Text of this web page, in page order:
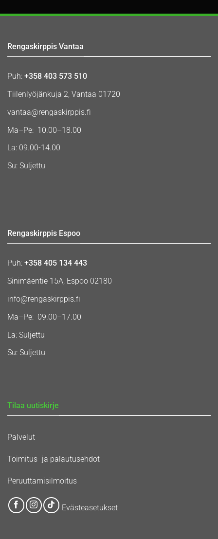
Rengaskirppis Vantaa
Puh: +358 403 573 510
Tiilenlyöjänkuja 2, Vantaa 01720
vantaa@rengaskirppis.fi
Ma–Pe: 10.00–18.00
La: 09.00-14.00
Su: Suljettu
Rengaskirppis Espoo
Puh: +358 405 134 443
Sinimäentie 15A, Espoo 02180
info@rengaskirppis.fi
Ma–Pe: 09.00–17.00
La: Suljettu
Su: Suljettu
Tilaa uutiskirje
Palvelut
Toimitus- ja palautusehdot
Peruuttamisilmoitus
Evästeasetukset